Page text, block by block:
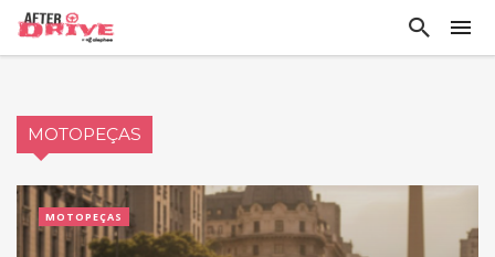
MOTOPEÇAS
MOTOPEÇAS